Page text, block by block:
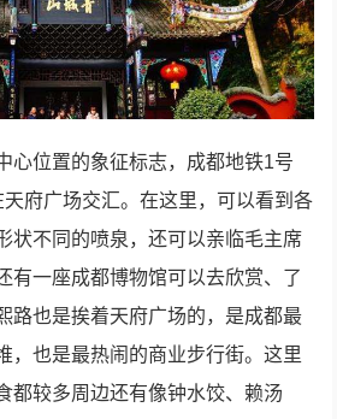
心位置的象征标志，成都地铁1号
府广场交汇。在这里，可以看到各
状不同的喷泉，还可以亲临毛主席
有一座成都博物馆可以去欣赏、了
路也是挨着天府广场的，是成都最
，也是最热闹的商业步行街。这里
都较多周边还有像钟水饺、赖汤